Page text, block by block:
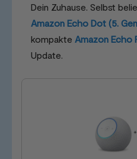
Dein Zuhause. Selbst
Amazon Echo Dot (5.
kompakte Amazon Echo
Update.